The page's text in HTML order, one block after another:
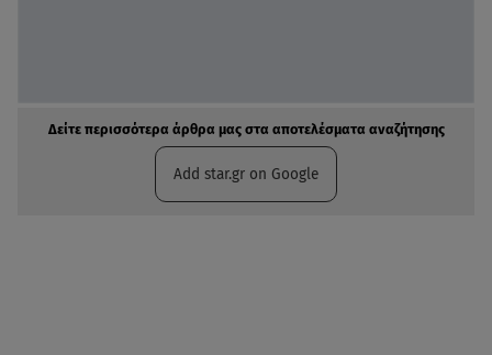
Δείτε περισσότερα άρθρα μας στα αποτελέσματα αναζήτησης
Add star.gr on Google